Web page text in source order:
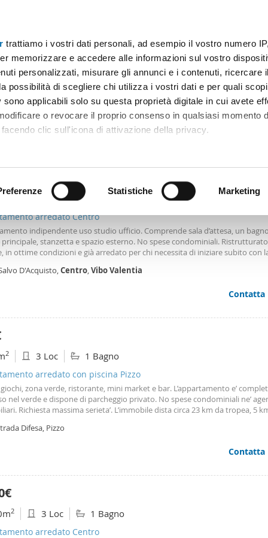
trattiamo i vostri dati personali, ad esempio il vostro numero
memorizzare e accedere alle informazioni sul vostro
personalizzati, misurare gli annunci e i contenuti, ricercare
possibilità di scegliere chi utilizza i vostri dati e per quali
applicabili solo su questa proprietà digitale in cui avete
o revocare il proprio consenso in qualsiasi momento
clic sull'icona di attivazione della privacy.
scansionandolo attivamente alla ricerca di caratteristiche
elaborati i tuoi dati personali e imposta le tue preferenze nella
il tuo consenso in qualsiasi momento dalla Dichiarazione
contenuti ed annunci, per fornire funzionalità dei
Condividiamo inoltre informazioni sul modo in cui utilizza il
di analisi dei dati web, pubblicità e social media, i quali
che ha fornito loro o che hanno raccolto dal suo utilizzo
Statistiche Marketing
Prezzo Superficie Locali Più filtri - 2
Appartamento affitto centro vibo valentia
Ordine Mioaffitto
2 3 Loc 1 Bagno
arredato Centro
indipendente uso studio ufficio. Comprende sala d’attesa, un
principale, stanzetta e spazio esterno. No spese condominiali.
in ottime condizioni e già arredato per chi necessita di iniziare subito con
D'Acquisto,Centro,ViboValentia
Contatta
2 3 Loc 1 Bagno
arredato con piscina Pizzo
zona verde, ristorante, mini market e bar. L’appartamento e’
nel verde e dispone di parcheggio privato. No spese condominiali ne’
Richiesta massima serieta’. L’immobile dista circa 23 km da tropea, 5
Terme. Utenze già allacciate e termo autonomo. Ottime condizioni.
Difesa, Pizzo
Contatta
2 3 Loc 1 Bagno
arredato Centro